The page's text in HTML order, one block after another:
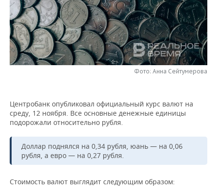
НЕФТЕХИМИЯ
НЕФТЬ
ОПК
РОЗНИЧНАЯ ТОРГОВЛЯ
ТРАНСПОРТ
УСЛУГИ
НОВОСТИ ТЕХНОЛОГИЙ
IT
МЕДИА
МЕРОПРИЯТИЯ
НОВОСТИ МЕРОПРИЯТИЙ
ВЫЕЗДНАЯ РЕДАКЦИЯ
ONLINE-КОНФЕРЕНЦИИ
СПОРТ
НОВОСТИ СПОРТА
ХОККЕЙ
ВОЛЕЙБОЛ
ОБЩЕСТВО
ВЛАСТЬ
ИСТОРИЯ
СЮЖЕТЫ
СПИСОК ПЕРСОН
ПОЛНАЯ ВЕРСИЯ
Фото: Анна Сейтумерова
Центробанк опубликовал официальный курс валют на
среду, 12 ноября. Все основные денежные единицы
подорожали относительно рубля.
Доллар поднялся на 0,34 рубля, юань — на 0,06
рубля, а евро — на 0,27 рубля.
Стоимость валют выглядит следующим образом: